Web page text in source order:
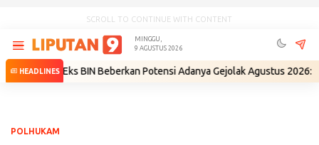
SCROLL TO CONTINUE WITH CONTENT
MINGGU,
9 AGUSTUS 2026
HEADLINES
• Eks BIN Beberkan Potensi Adanya Gejolak Agustus 2026: Masuk
POLHUKAM